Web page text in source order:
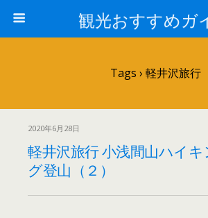
観光おすすめガ
Tags › 軽井沢旅行
2020年6月28日
軽井沢旅行 小浅間山ハイキ
グ登山（２）